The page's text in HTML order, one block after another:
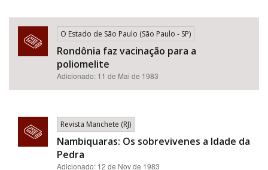
O Estado de São Paulo (São Paulo - SP)
Rondônia faz vacinação para a
poliomelite
Adicionado: 11 de Mai de 1983
Revista Manchete (RJ)
Nambiquaras: Os sobrevivenes a Idade da
Pedra
Adicionado: 12 de Nov de 1983